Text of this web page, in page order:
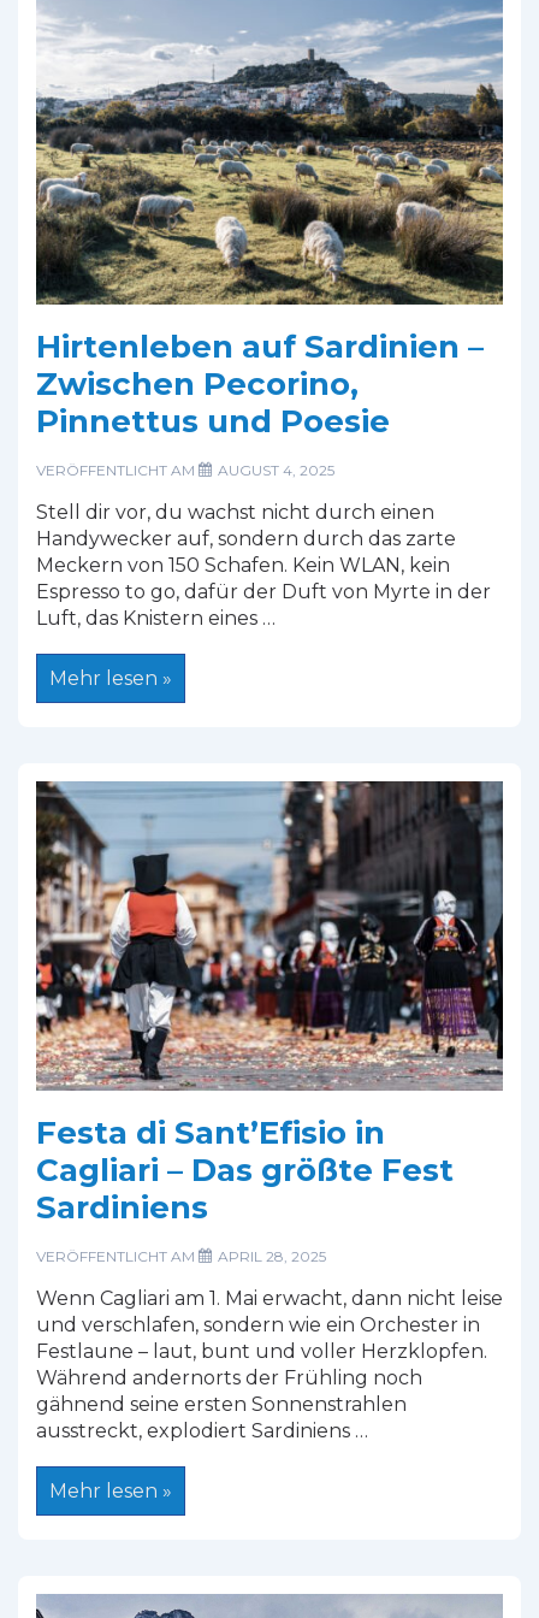
Herzen
trägt
Hirtenleben auf Sardinien –
Zwischen Pecorino,
Pinnettus und Poesie
VERÖFFENTLICHT AM AUGUST 4, 2025
Stell dir vor, du wachst nicht durch einen
Handywecker auf, sondern durch das zarte
Meckern von 150 Schafen. Kein WLAN, kein
Espresso to go, dafür der Duft von Myrte in der
Luft, das Knistern eines …
Hirtenleben
auf
Pinnettus
und
Poesie
Mehr lesen »
Festa di Sant’Efisio in
Cagliari – Das größte Fest
Sardiniens
VERÖFFENTLICHT AM APRIL 28, 2025
Wenn Cagliari am 1. Mai erwacht, dann nicht leise
und verschlafen, sondern wie ein Orchester in
Festlaune – laut, bunt und voller Herzklopfen.
Während andernorts der Frühling noch
gähnend seine ersten Sonnenstrahlen
ausstreckt, explodiert Sardiniens …
Festa
Mehr lesen »